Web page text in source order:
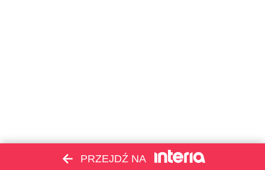
PRZEJDŹ NA